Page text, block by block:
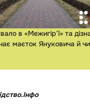
в «Межигір’ї» та
маєток Януковича й